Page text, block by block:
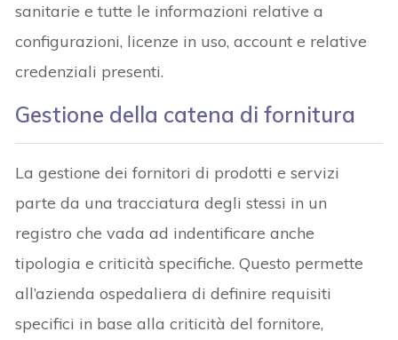
sanitarie e tutte le informazioni relative a
configurazioni, licenze in uso, account e relative
credenziali presenti.
Gestione della catena di fornitura
La gestione dei fornitori di prodotti e servizi
parte da una tracciatura degli stessi in un
registro che vada ad indentificare anche
tipologia e criticità specifiche. Questo permette
all’azienda ospedaliera di definire requisiti
specifici in base alla criticità del fornitore,